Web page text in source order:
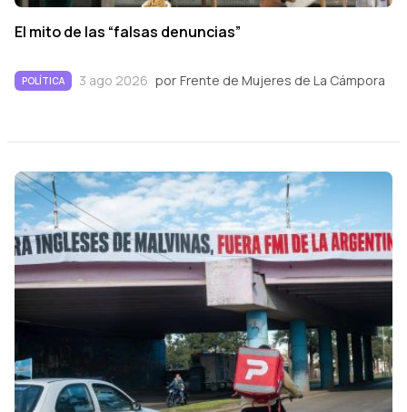
El mito de las “falsas denuncias”
POLÍTICA 3 ago 2026 por Frente de Mujeres de La Cámpora